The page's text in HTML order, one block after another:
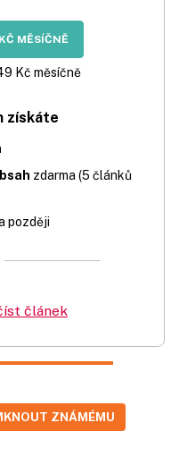
MĚSÍČNĚ
Kč měsíčně
získáte
zdarma (5 článků
později
článek
ZNÁMÉMU